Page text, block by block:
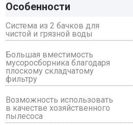
Особенности
Система из 2 бачков для
чистой и грязной воды
Большая вместимость
мусоросборника благодаря
плоскому складчатому
фильтру
Возможность использовать
в качестве хозяйственного
пылесоса